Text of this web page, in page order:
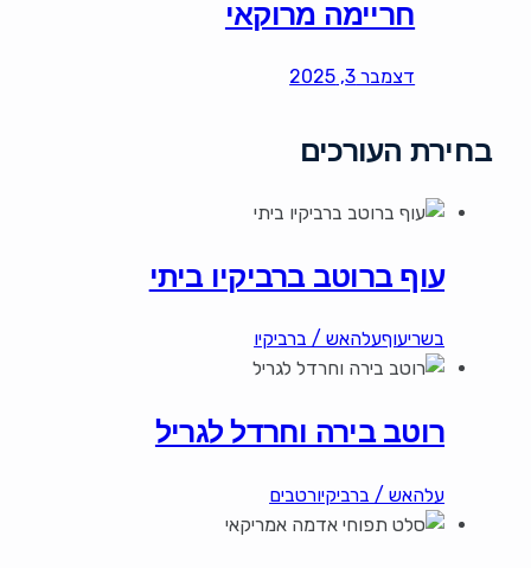
חריימה מרוקאי
דצמבר 3, 2025
בחירת העורכים
עוף ברוטב ברביקיו ביתי
בשריעוףעלהאש / ברביקיו
רוטב בירה וחרדל לגריל
עלהאש / ברביקיורטבים